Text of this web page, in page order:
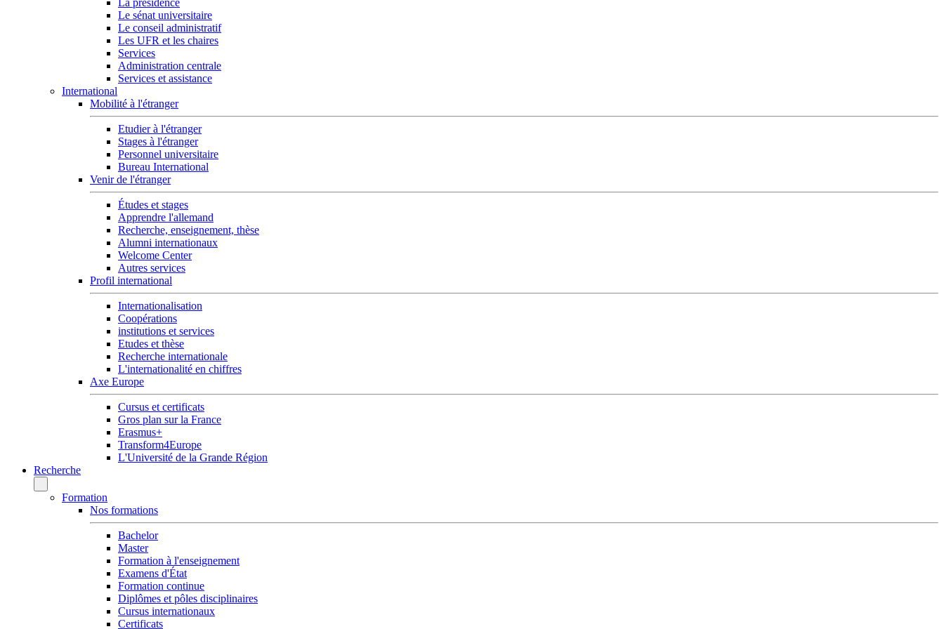
La présidence
Le sénat universitaire
Le conseil administratif
Les UFR et les chaires
Services
Administration centrale
Services et assistance
International
Mobilité à l'étranger
Etudier à l'étranger
Stages à l'étranger
Personnel universitaire
Bureau International
Venir de l'étranger
Études et stages
Apprendre l'allemand
Recherche, enseignement, thèse
Alumni internationaux
Welcome Center
Autres services
Profil international
Internationalisation
Coopérations
institutions et services
Etudes et thèse
Recherche internationale
L'internationalité en chiffres
Axe Europe
Cursus et certificats
Gros plan sur la France
Erasmus+
Transform4Europe
L'Université de la Grande Région
Recherche
Formation
Nos formations
Bachelor
Master
Formation à l'enseignement
Examens d'État
Formation continue
Diplômes et pôles disciplinaires
Cursus internationaux
Certificats